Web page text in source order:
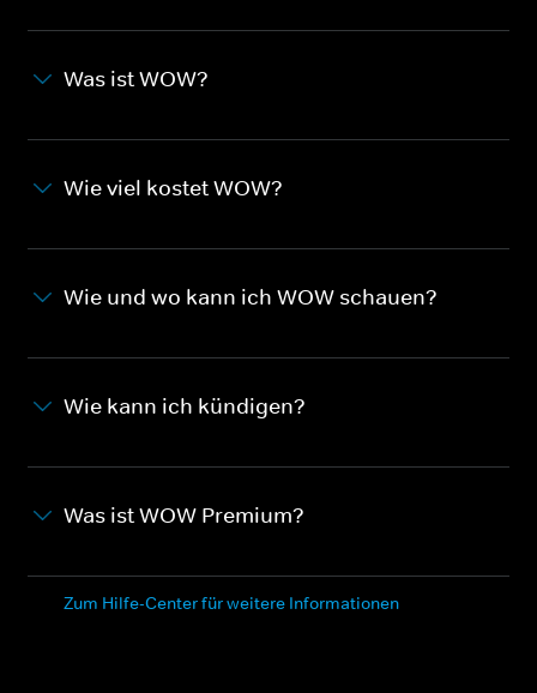
Was ist WOW?
Wie viel kostet WOW?
Wie und wo kann ich WOW schauen?
Wie kann ich kündigen?
Was ist WOW Premium?
Zum Hilfe-Center für weitere Informationen